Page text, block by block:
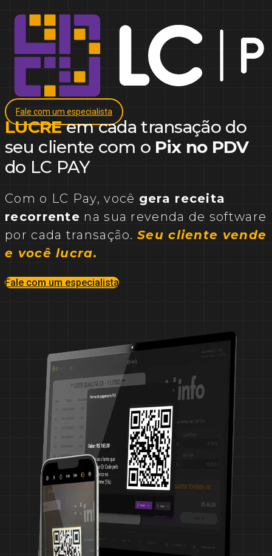
Fale com um especialista
LUCREem cada transação do
seu cliente com o Pix no PDV
do LC PAY
Com o LC Pay, você gera receita
recorrente na sua revenda de software
por cada transação.Seu cliente vende
e você lucra.
Fale com um especialista